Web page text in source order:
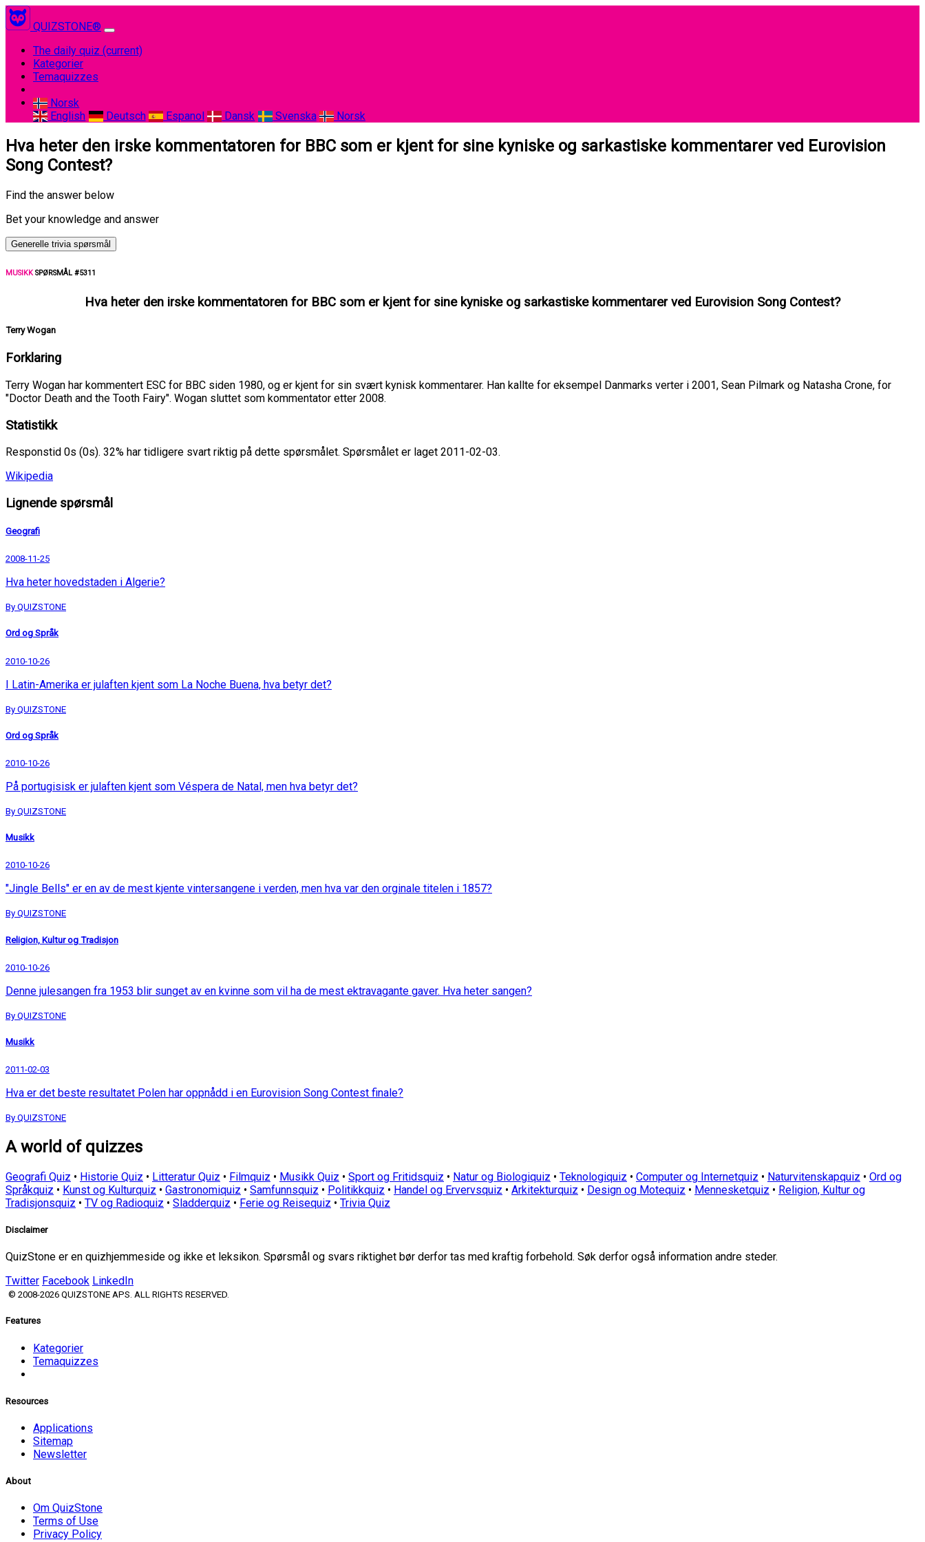
QUIZSTONE®
The daily quiz (current)
Kategorier
Temaquizzes
Norsk
English
Deutsch Espanol Dansk Svenska Norsk
Hva heter den irske kommentatoren for BBC som er kjent for sine kyniske og sarkastiske kommentarer ved Eurovision
Song Contest?
Find the answer below
Bet your knowledge and answer
Generelle trivia spørsmål
MUSIKKSPØRSMÅL #5311
Hva heter den irske kommentatoren for BBC som er kjent for sine kyniske og sarkastiske kommentarer ved Eurovision Song Contest?
Terry Wogan
Forklaring
Terry Wogan har kommentert ESC for BBC siden 1980, og er kjent for sin svært kynisk kommentarer. Han kallte for eksempel Danmarks verter i 2001, Sean Pilmark og Natasha Crone, for
"Doctor Death and the Tooth Fairy". Wogan sluttet som kommentator etter 2008.
Statistikk
Responstid 0s (0s). 32% har tidligere svart riktig på dette spørsmålet. Spørsmålet er laget 2011-02-03.
Wikipedia
Lignende spørsmål
Geografi
2008-11-25
Hva heter hovedstaden i Algerie?
By QUIZSTONE
Ord og Språk
2010-10-26
I Latin-Amerika er julaften kjent som La Noche Buena, hva betyr det?
By QUIZSTONE
Ord og Språk
2010-10-26
På portugisisk er julaften kjent som Véspera de Natal, men hva betyr det?
By QUIZSTONE
Musikk
2010-10-26
"Jingle Bells" er en av de mest kjente vintersangene i verden, men hva var den orginale titelen i 1857?
By QUIZSTONE
Religion, Kultur og Tradisjon
2010-10-26
Denne julesangen fra 1953 blir sunget av en kvinne som vil ha de mest ektravagante gaver. Hva heter sangen?
By QUIZSTONE
Musikk
2011-02-03
Hva er det beste resultatet Polen har oppnådd i en Eurovision Song Contest finale?
By QUIZSTONE
A world of quizzes
Geografi Quiz • Historie Quiz • Litteratur Quiz • Filmquiz • Musikk Quiz • Sport og Fritidsquiz • Natur og Biologiquiz • Teknologiquiz • Computer og Internetquiz • Naturvitenskapquiz • Ord og
Språkquiz • Kunst og Kulturquiz • Gastronomiquiz • Samfunnsquiz • Politikkquiz • Handel og Ervervsquiz • Arkitekturquiz • Design og Motequiz • Mennesketquiz • Religion, Kultur og
Tradisjonsquiz • TV og Radioquiz • Sladderquiz • Ferie og Reisequiz • Trivia Quiz
Disclaimer
QuizStone er en quizhjemmeside og ikke et leksikon. Spørsmål og svars riktighet bør derfor tas med kraftig forbehold. Søk derfor også information andre steder.
Twitter Facebook LinkedIn
© 2008-2026 QUIZSTONE APS. ALL RIGHTS RESERVED.
Features
Kategorier
Temaquizzes
Resources
Applications
Sitemap
Newsletter
About
Om QuizStone
Terms of Use
Privacy Policy